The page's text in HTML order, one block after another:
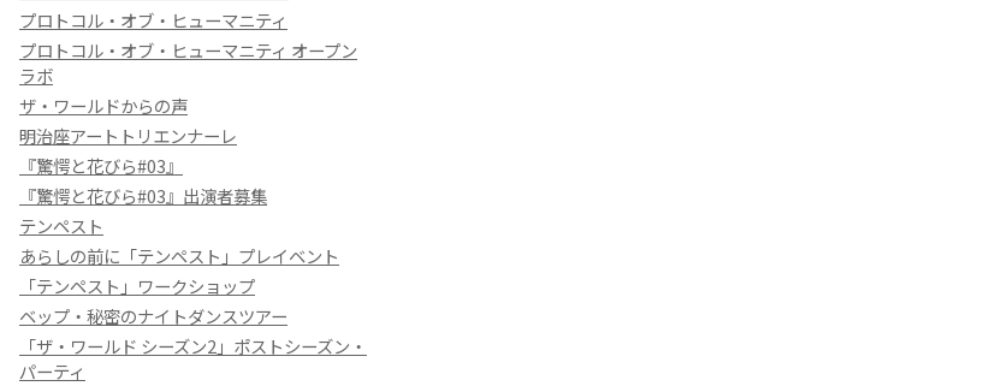
プロトコル・オブ・ヒューマニティ
プロトコル・オブ・ヒューマニティ オープン
ラボ
ザ・ワールドからの声
明治座アートトリエンナーレ
『驚愕と花びら#03』
『驚愕と花びら#03』出演者募集
テンペスト
あらしの前に「テンペスト」プレイベント
「テンペスト」ワークショップ
ベップ・秘密のナイトダンスツアー
「ザ・ワールド シーズン2」ポストシーズン・
パーティ